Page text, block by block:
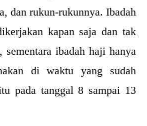
dan rukun-rukunnya. Ibadah
kapan saja dan tak
sementara ibadah haji hanya
di waktu yang sudah
pada tanggal 8 sampai 13